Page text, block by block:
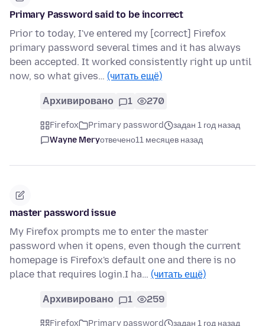
Primary Password said to be incorrect
Prior to today, I've entered my [correct] Firefox
primary password several times and it has always
been accepted. It worked consistently right up until
now, so what gives… (читать ещё)
Архивировано 1 270
Firefox Primary password
задан 1 год назад
Wayne Meryотвечено11 месяцев назад
master password issue
My Firefox prompts me to enter the master
password when it opens, even though the current
homepage is Firefox's default one and there is no
place that requires login.I ha… (читать ещё)
Архивировано 1 259
Firefox Primary password
задан 1 год назад